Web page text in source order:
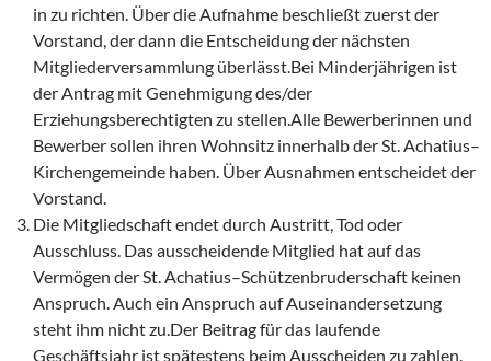
in zu richten. Über die Aufnahme beschließt zuerst der
Vorstand, der dann die Entscheidung der nächsten
Mitgliederversammlung überlässt.Bei Minderjährigen ist
der Antrag mit Genehmigung des/der
Erziehungsberechtigten zu stellen.Alle Bewerberinnen und
Bewerber sollen ihren Wohnsitz innerhalb der St. Achatius–
Kirchengemeinde haben. Über Ausnahmen entscheidet der
Vorstand.
Die Mitgliedschaft endet durch Austritt, Tod oder
Ausschluss. Das ausscheidende Mitglied hat auf das
Vermögen der St. Achatius–Schützenbruderschaft keinen
Anspruch. Auch ein Anspruch auf Auseinandersetzung
steht ihm nicht zu.Der Beitrag für das laufende
Geschäftsjahr ist spätestens beim Ausscheiden zu zahlen.